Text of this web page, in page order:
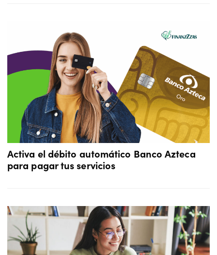
Activa el débito automático Banco Azteca
para pagar tus servicios